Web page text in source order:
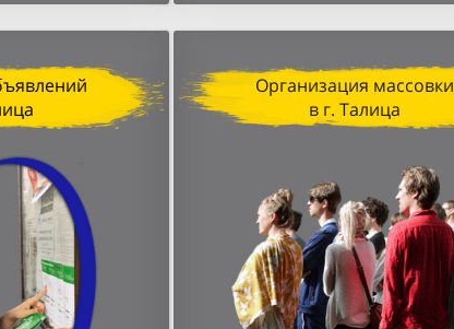
Организация массовки
в г. Талица